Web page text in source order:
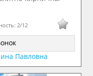
2/12
Павловна